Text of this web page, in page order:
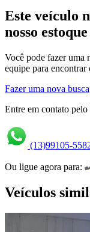
Este veículo
nosso estoque
Você pode fazer uma
equipe para encontrar
Fazer uma nova busca
Entre em contato
(13)99105-
Ou ligue agora para:
Veículos